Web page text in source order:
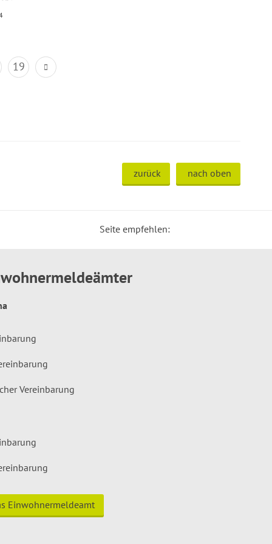
19
zurück nach oben
Seite empfehlen:
Vereinbarung
Einwohnermeldeamt